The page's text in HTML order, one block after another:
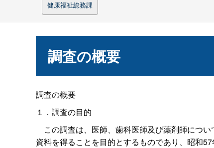
健康福祉総務課
調査の概要
調査の概要
１．調査の目的
この調査は、医師、歯科医師及び薬剤師につ
資料を得ることを目的とするものであり、昭和